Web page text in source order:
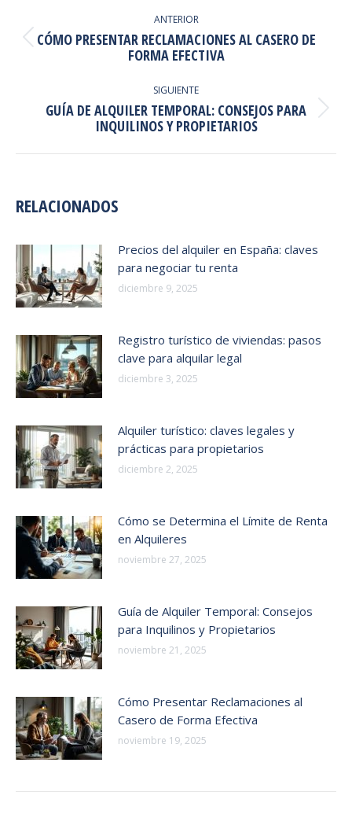
ENTRE
PUBLICACIONES
ANTERIOR
Publicación
anterior:
CÓMO PRESENTAR RECLAMACIONES AL CASERO DE
FORMA EFECTIVA
SIGUIENTE
Publicación
siguiente:
GUÍA DE ALQUILER TEMPORAL: CONSEJOS PARA
INQUILINOS Y PROPIETARIOS
RELACIONADOS
Precios del alquiler en España: claves
para negociar tu renta
diciembre 9, 2025
Registro turístico de viviendas: pasos
clave para alquilar legal
diciembre 3, 2025
Alquiler turístico: claves legales y
prácticas para propietarios
diciembre 2, 2025
Cómo se Determina el Límite de Renta
en Alquileres
noviembre 27, 2025
Guía de Alquiler Temporal: Consejos
para Inquilinos y Propietarios
noviembre 21, 2025
Cómo Presentar Reclamaciones al
Casero de Forma Efectiva
noviembre 19, 2025